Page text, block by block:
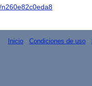
Inicio - Condiciones de uso -